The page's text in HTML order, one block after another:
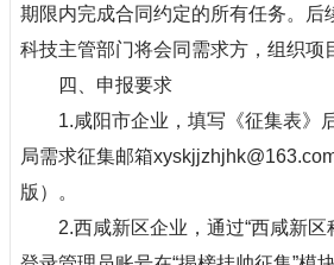
期限内完成合同约定的所有任务。后
科技主管部门将会同需求方，组织项
四、申报要求
1.咸阳市企业，填写《征集表》
局需求征集邮箱
版）。
2.西咸新区企业，通过“西咸新区